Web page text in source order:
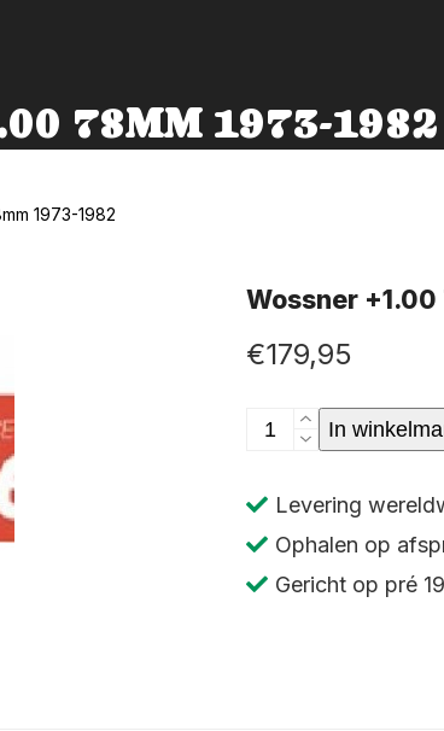
78MM 1973-1982
1973-1982
Wossner +1.00
€179,95
Wossner
78mm
1982
aantal
In
Levering
Ophalen op
Gericht op pré